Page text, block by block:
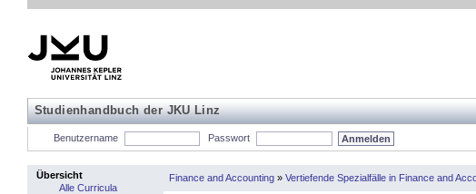
Studienhandbuch der JKU Linz
Benutzername Passwort
Übersicht
Alle Curricula
Finance and Accounting » Vertiefende Spezialfälle in Finance and